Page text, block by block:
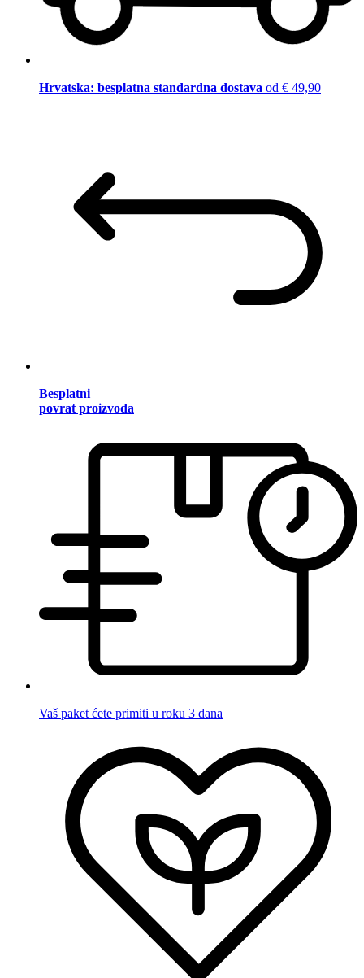
Hrvatska: besplatna standardna dostava od € 49,90
Besplatni
povrat proizvoda
Vaš paket ćete primiti u roku 3 dana